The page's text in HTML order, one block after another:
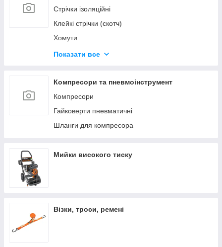
Стрічки ізоляційні
Клейкі стрічки (скотч)
Хомути
Будівельні олівці та маркери
Диски відрізні
Показати все
Компресори та пневмоінструмент
Компресори
Гайковерти пневматичні
Шланги для компресора
Мийки високого тиску
Візки, троси, ремені